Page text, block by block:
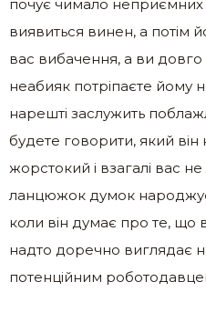
почує чимало неприємних
виявиться винен, а потім
вас вибачення, а ви
неабияк потріпаєте йому
нарешті заслужить
будете говорити, який
жорстокий і взагалі вас
ланцюжок думок
коли він думає про те, що
надто доречно виглядає
потенційним